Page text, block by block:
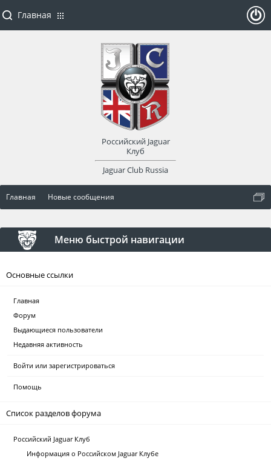
Главная Новые сообщения
Меню быстрой навигации
Основные ссылки
Главная
Форум
Выдающиеся пользователи
Недавняя активность
Войти или зарегистрироваться
Помощь
Список разделов форума
Российский Jaguar Клуб
Информация о Российском Jaguar Клубе
Главная
Российский Jaguar
Клуб
Jaguar Club Russia
оват